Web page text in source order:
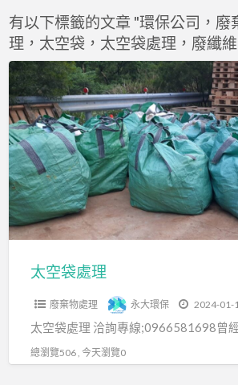
有以下標籤的文章 "環保公司，廢
理，太空袋，太空袋處理，廢纖
太
空
袋
處
理
太空袋處理
廢棄物處理 永大環保 2024-01-
太空袋處理 洽詢專線;0966581698曾
總瀏覽506 , 今天瀏覽0